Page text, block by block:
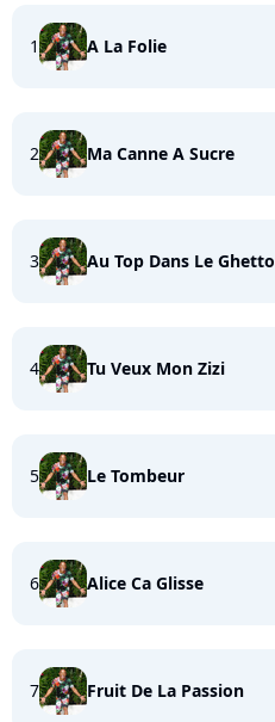
1 A La Folie
2 Ma Canne A Sucre
3 Au Top Dans Le Ghetto
4 Tu Veux Mon Zizi
5 Le Tombeur
6 Alice Ca Glisse
7 Fruit De La Passion